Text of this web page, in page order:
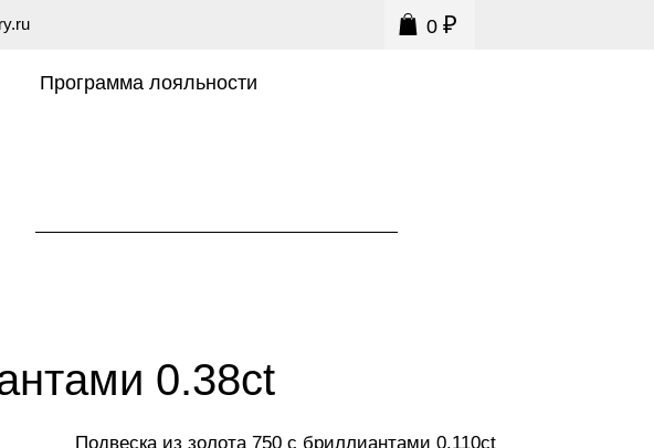
0 ₽
Программа лояльности
0.38ct
Подвеска из золота 750 с бриллиантами 0.110ct